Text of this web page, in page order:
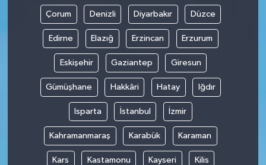
Çorum Denizli Diyarbakır Düzce
Edirne Elazığ Erzincan Erzurum
Eskişehir Gaziantep Giresun
Gümüşhane Hakkâri Hatay Iğdır
Isparta İstanbul İzmir
Kahramanmaraş Karabük Karaman
Kars Kastamonu Kayseri Kilis